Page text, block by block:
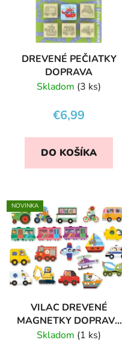
DREVENÉ PEČIATKY
DOPRAVA
Skladom (3 ks)
€6,99
DO KOŠÍKA
NOVINKA
VILAC DREVENÉ
MAGNETKY DOPRAVA
20 KS
Skladom (1 ks)